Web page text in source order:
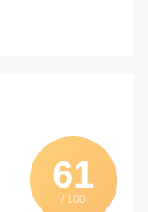
61
/ 100